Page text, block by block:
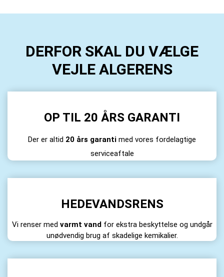
DERFOR SKAL DU VÆLGE
VEJLE ALGERENS
OP TIL 20 ÅRS GARANTI
Der er altid 20 års garanti med vores fordelagtige
serviceaftale
HEDEVANDSRENS
Vi renser med varmt vandfor ekstra beskyttelse og undgår
unødvendig brug af skadelige kemikalier.